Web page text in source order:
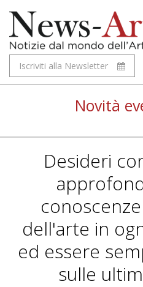
Iscriviti alla Newsletter
Novità
Desideri
dell'arte in
ed essere
sulle